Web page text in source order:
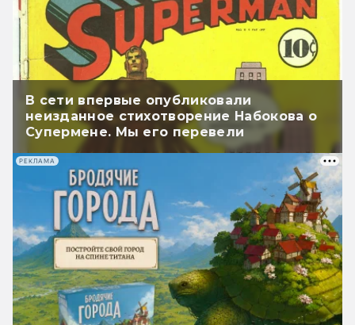
В сети впервые опубликовали
неизданное стихотворение Набокова о
Супермене. Мы его перевели
РЕКЛАМА